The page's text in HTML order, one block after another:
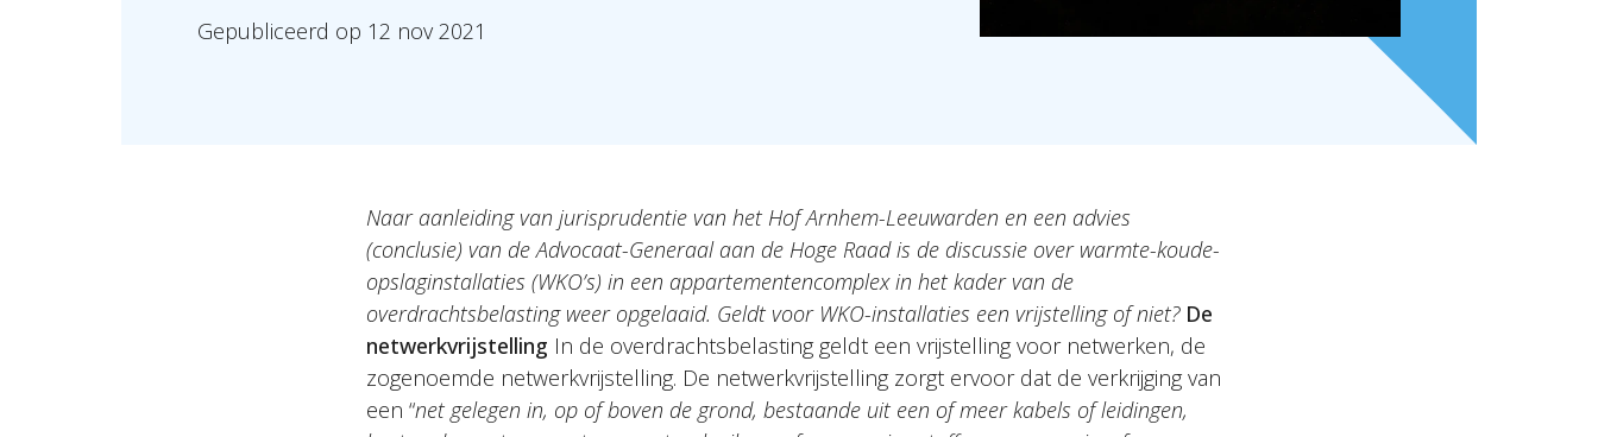
Gepubliceerd op 12 nov 2021
Naar aanleiding van jurisprudentie van het Hof Arnhem-Leeuwarden en een advies
(conclusie) van de Advocaat-Generaal aan de Hoge Raad is de discussie over warmte-koude-
opslaginstallaties (WKO’s) in een appartementencomplex in het kader van de
overdrachtsbelasting weer opgelaaid. Geldt voor WKO-installaties een vrijstelling of niet? De
netwerkvrijstelling In de overdrachtsbelasting geldt een vrijstelling voor netwerken, de
zogenoemde netwerkvrijstelling. De netwerkvrijstelling zorgt ervoor dat de verkrijging van
een “net gelegen in, op of boven de grond, bestaande uit een of meer kabels of leidingen,